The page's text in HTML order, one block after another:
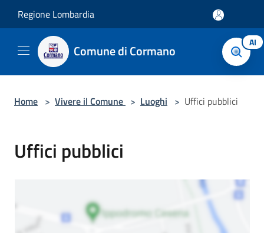
Regione Lombardia
Comune di Cormano AI
Home > Vivere il Comune > Luoghi > Uffici pubblici
Uffici pubblici